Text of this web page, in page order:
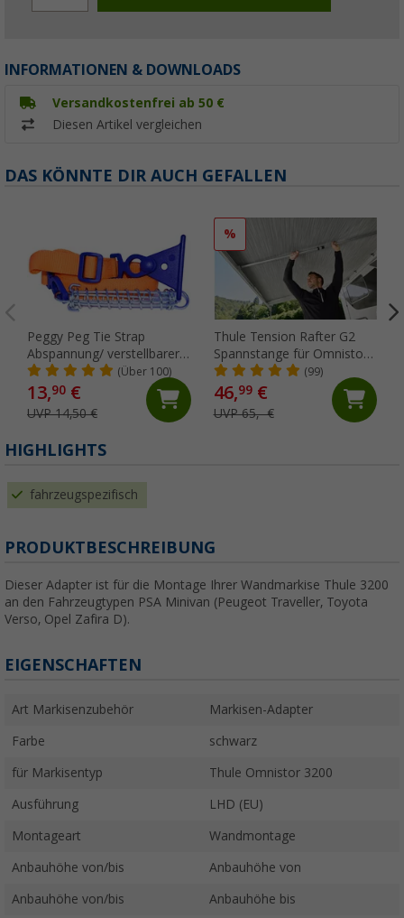
INFORMATIONEN & DOWNLOADS
Versandkostenfrei ab 50 €
Diesen Artikel vergleichen
DAS KÖNNTE DIR AUCH GEFALLEN
Peggy Peg Tie Strap
Abspannung/ verstellbarer
Markiesenspanngurt(Über 100)
13,90 €
UVP 14,50 €
%
Thule Tension Rafter G2
Spannstange für Omnistor
5200/4900/5003/5002 250
cm
(99)
46,99€
UVP 65,- €
HIGHLIGHTS
fahrzeugspezifisch
PRODUKTBESCHREIBUNG
Dieser Adapter ist für die Montage Ihrer Wandmarkise Thule 3200
an den Fahrzeugtypen PSA Minivan (Peugeot Traveller, Toyota
Verso, Opel Zafira D).
EIGENSCHAFTEN
Art Markisenzubehör Markisen-Adapter
Farbe schwarz
für Markisentyp Thule Omnistor 3200
Ausführung LHD (EU)
Montageart Wandmontage
Anbauhöhe von/bis Anbauhöhe von
Anbauhöhe von/bis Anbauhöhe bis